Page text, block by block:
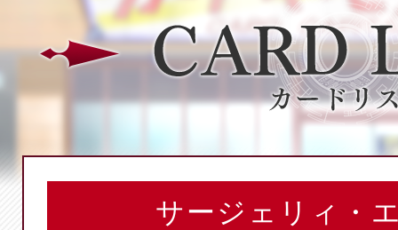
サージェリィ・